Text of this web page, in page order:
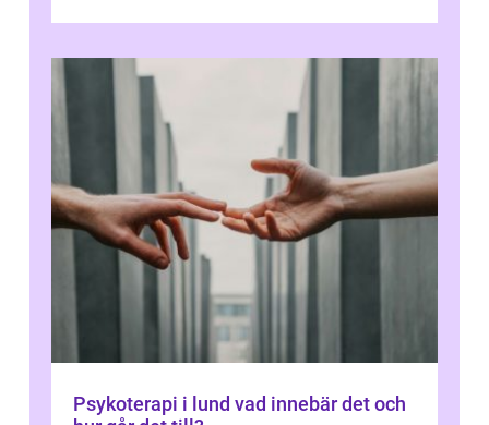
Psykoterapi i lund vad innebär det och